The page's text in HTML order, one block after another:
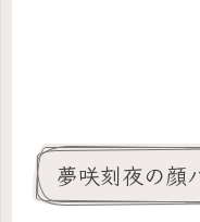
夢咲刻夜の顔